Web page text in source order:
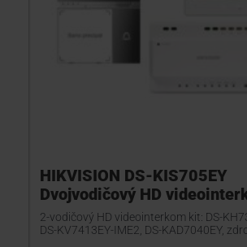
HIKVISION DS-KIS705EY
Dvojvodičový HD
2-vodičový HD videointerkom kit: DS-
DS-KV7413EY-IME2, DS-KAD7040EY,